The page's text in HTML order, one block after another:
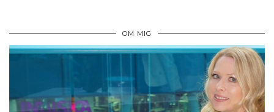
OM MIG